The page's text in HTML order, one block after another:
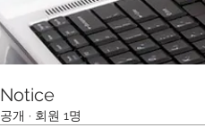
Notice
공개 · 회원 1명